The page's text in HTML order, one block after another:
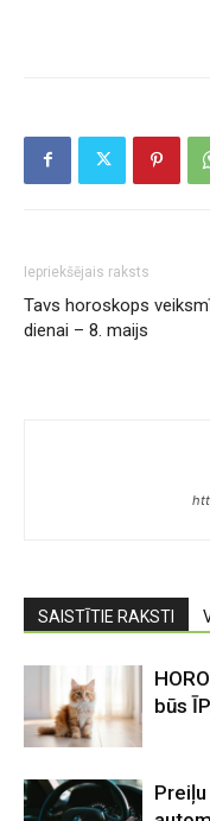
Iepriekšējais raksts
Tavs horoskops
dienai – 8. maijs
SAISTĪTIE RAKSTI
būs